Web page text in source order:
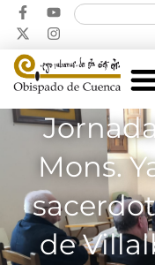
Mons.
de